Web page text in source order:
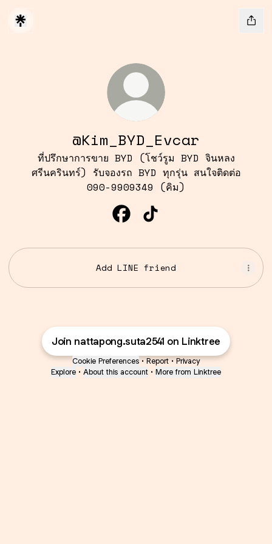
@Kim_BYD_Evcar
ที่ปรึกษาการขาย BYD (โชว์รูม BYD จินหลง
ศรีนครินทร์) รับจองรถ BYD ทุกรุ่น สนใจติดต่อ
090-9909349 (คิม)
@Kim_BYD_Evcar Facebook
Add LINE friend
Join nattapong.suta2541 on Linktree
Cookie Preferences • Report • Privacy
Explore • About this account • More from Linktree